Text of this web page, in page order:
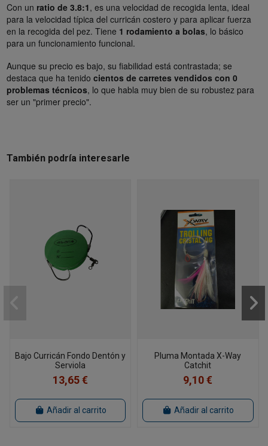
Con un ratio de 3.8:1, es una velocidad de recogida lenta, ideal
para la velocidad típica del curricán costero y para aplicar fuerza
en la recogida del pez. Tiene 1 rodamiento a bolas, lo básico
para un funcionamiento funcional.
Aunque su precio es bajo, su fiabilidad está contrastada; se
destaca que ha tenido cientos de carretes vendidos con 0
problemas técnicos, lo que habla muy bien de su robustez para
ser un "primer precio".
También podría interesarle
Bajo Curricán Fondo Dentón y
Serviola
13,65 €
Añadir al carrito
Pluma Montada X-Way
Catchit
9,10 €
Añadir al carrito